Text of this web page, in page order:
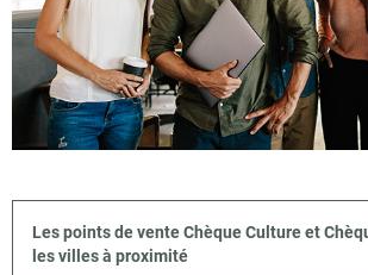
Les points de vente Chèque Culture et
les villes à proximité